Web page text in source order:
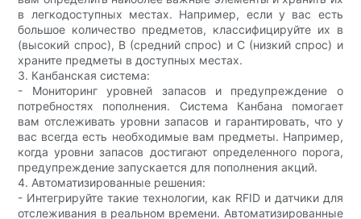
в легкодоступных местах. Например, если у вас есть
большое количество предметов, классифицируйте их в
(высокий спрос), B (средний спрос) и C (низкий спрос) и
храните предметы в доступных местах.
3. Канбанская система:
- Мониторинг уровней запасов и предупреждение о
потребностях пополнения. Система Канбана помогает
вам отслеживать уровни запасов и гарантировать, что у
вас всегда есть необходимые вам предметы. Например,
когда уровни запасов достигают определенного порога,
предупреждение запускается для пополнения акций.
4. Автоматизированные решения:
- Интегрируйте такие технологии, как RFID и датчики для
отслеживания в реальном времени. Автоматизированные